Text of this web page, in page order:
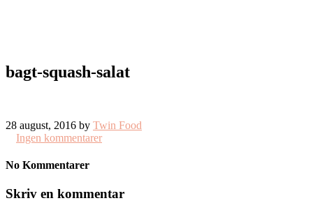
bagt-squash-salat
28 august, 2016 by Twin Food
Ingen kommentarer
No Kommentarer
Skriv en kommentar